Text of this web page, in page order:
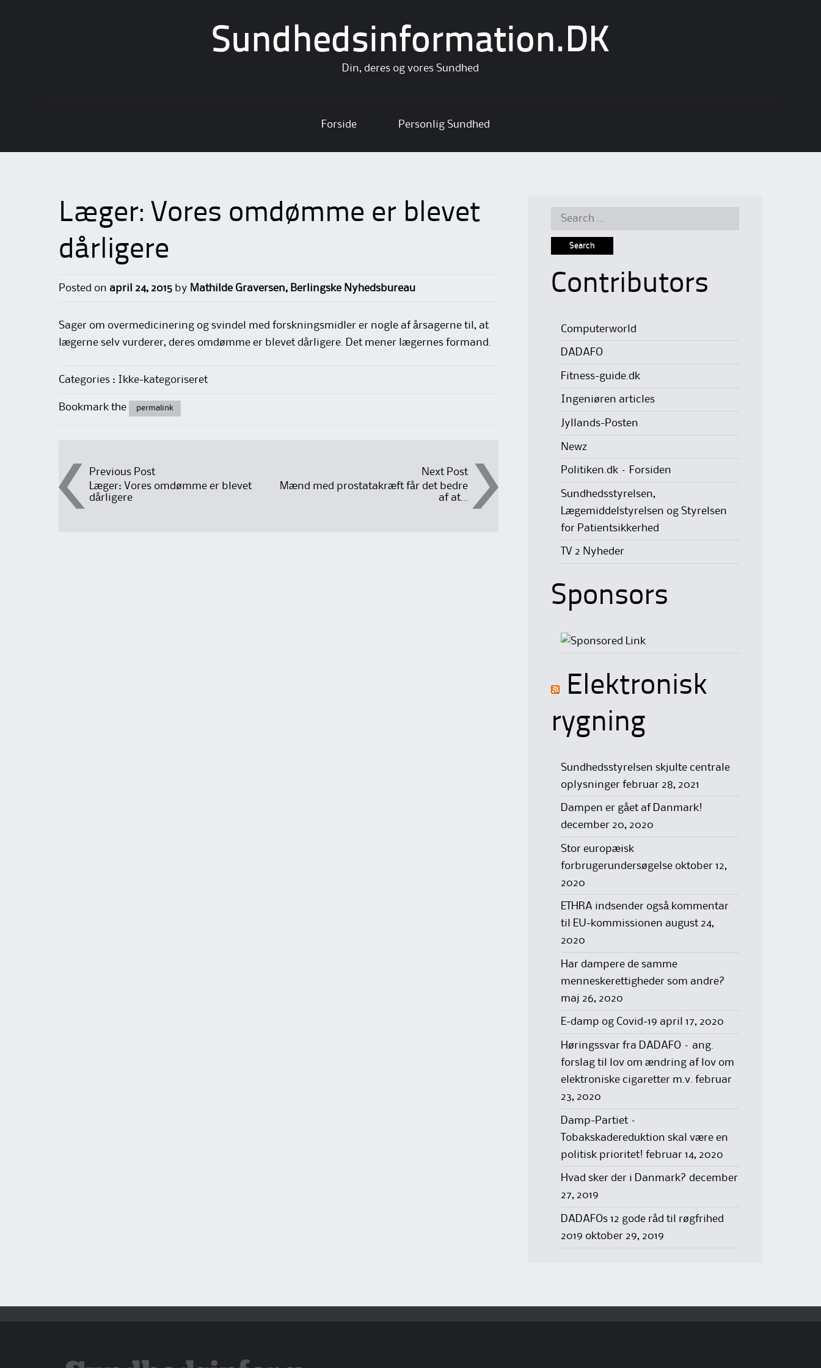
Sundhedsinformation.DK
Din, deres og vores Sundhed
content
Forside Personlig Sundhed
Læger: Vores omdømme er blevet
dårligere
Posted on april 24, 2015 by Mathilde Graversen, Berlingske Nyhedsbureau
Sager om overmedicinering og svindel med forskningsmidler er nogle af årsagerne til, at
lægerne selv vurderer, deres omdømme er blevet dårligere. Det mener lægernes formand.
Categories : Ikke-kategoriseret
Bookmark the permalink
Post
navigation
Previous Post
Læger: Vores omdømme er blevet
dårligere
Next Post
Mænd med prostatakræft får det bedre
af at…
Search
Contributors
Computerworld
DADAFO
Fitness-guide.dk
Ingeniøren articles
Jyllands-Posten
Newz
Politiken.dk – Forsiden
Sundhedsstyrelsen,
Lægemiddelstyrelsen og Styrelsen
for Patientsikkerhed
TV 2 Nyheder
Sponsors
Elektronisk
rygning
Sundhedsstyrelsen skjulte centrale
oplysninger februar 28, 2021
Dampen er gået af Danmark!
december 20, 2020
Stor europæisk
forbrugerundersøgelse oktober 12,
2020
ETHRA indsender også kommentar
til EU-kommissionen august 24,
2020
Har dampere de samme
menneskerettigheder som andre?
maj 26, 2020
E-damp og Covid-19 april 17, 2020
Høringssvar fra DADAFO – ang.
forslag til lov om ændring af lov om
elektroniske cigaretter m.v. februar
23, 2020
Damp-Partiet –
Tobakskadereduktion skal være en
politisk prioritet! februar 14, 2020
Hvad sker der i Danmark? december
27, 2019
DADAFOs 12 gode råd til røgfrihed
2019 oktober 29, 2019